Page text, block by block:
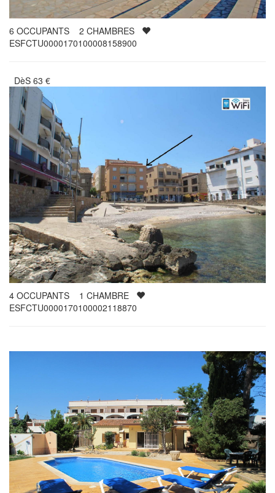
6 OCCUPANTS 2 CHAMBRES
ESFCTU0000170100008158900
DèS 63 €
4 OCCUPANTS 1 CHAMBRE
ESFCTU0000170100002118870